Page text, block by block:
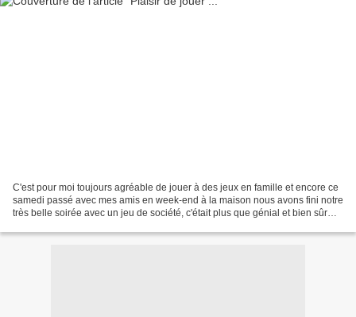
C'est pour moi toujours agréable de jouer à des jeux en famille et encore ce
samedi passé avec mes amis en week-end à la maison nous avons fini notre
très belle soirée avec un jeu de société, c'était plus que génial et bien sûr